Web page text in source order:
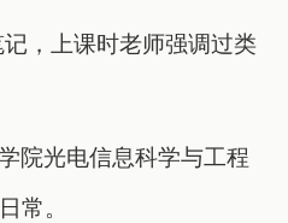
，上课时老师强调过类
院光电信息科学与工程
常。